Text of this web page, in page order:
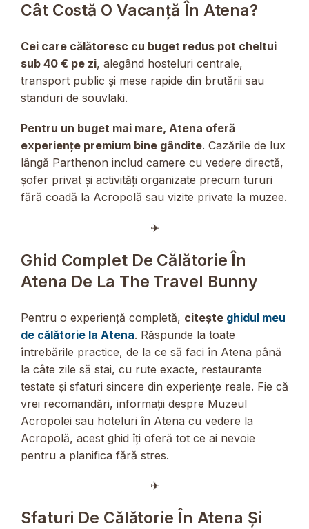
Cât Costă O Vacanță În Atena?
Cei care călătoresc cu buget redus pot cheltui
sub 40 € pe zi, alegând hosteluri centrale,
transport public și mese rapide din brutării sau
standuri de souvlaki.
Pentru un buget mai mare, Atena oferă
experiențe premium bine gândite. Cazările de lux
lângă Parthenon includ camere cu vedere directă,
șofer privat și activități organizate precum tururi
fără coadă la Acropolă sau vizite private la muzee.
✈︎
Ghid Complet De Călătorie În
Atena De La The Travel Bunny
Pentru o experiență completă, citește ghidul meu
de călătorie la Atena. Răspunde la toate
întrebările practice, de la ce să faci în Atena până
la câte zile să stai, cu rute exacte, restaurante
testate și sfaturi sincere din experiențe reale. Fie că
vrei recomandări, informații despre Muzeul
Acropolei sau hoteluri în Atena cu vedere la
Acropolă, acest ghid îți oferă tot ce ai nevoie
pentru a planifica fără stres.
✈︎
Sfaturi De Călătorie În Atena Și